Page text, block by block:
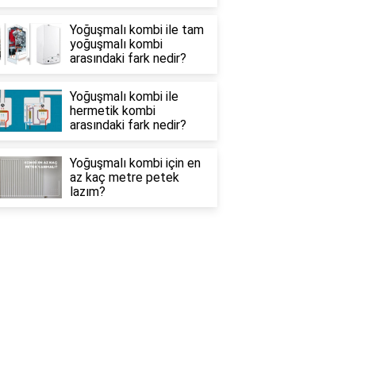
Yoğuşmalı kombi ile tam
yoğuşmalı kombi
arasındaki fark nedir?
Yoğuşmalı kombi ile
hermetik kombi
arasındaki fark nedir?
Yoğuşmalı kombi için en
az kaç metre petek
lazım?